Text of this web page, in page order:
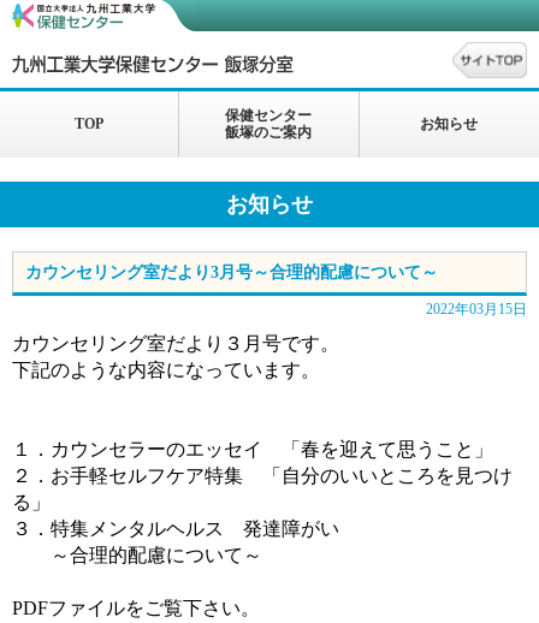
TOP
保健センター
飯塚のご案内
お知らせ
お知らせ
カウンセリング室だより3月号～合理的配慮について～
2022年03月15日
カウンセリング室だより３月号です。
下記のような内容になっています。
１．カウンセラーのエッセイ 「春を迎えて思うこと」
２．お手軽セルフケア特集 「自分のいいところを見つけ
る」
３．特集メンタルヘルス 発達障がい
～合理的配慮について～
PDFファイルをご覧下さい。